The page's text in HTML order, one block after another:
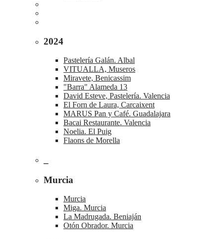
2024
Pastelería Galán. Albal
VITUALLA, Museros
Miravete, Benicassim
"Barra" Alameda 13
David Esteve, Pastelería. Valencia
El Forn de Laura, Carcaixent
MARUS Pan y Café. Guadalajara
Bacai Restaurante. Valencia
Noelia. El Puig
Flaons de Morella
Murcia
Murcia
Miga. Murcia
La Madrugada. Beniaján
Otón Obrador. Murcia